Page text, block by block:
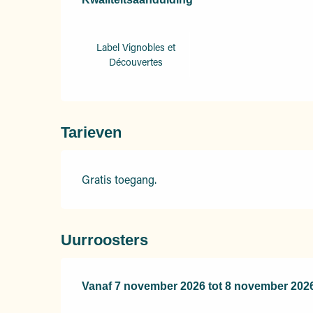
Label Vignobles et
Découvertes
Tarieven
Gratis toegang.
Uurroosters
Vanaf7 november 2026tot 8 november
Vanaf7 november 2026tot 8 november